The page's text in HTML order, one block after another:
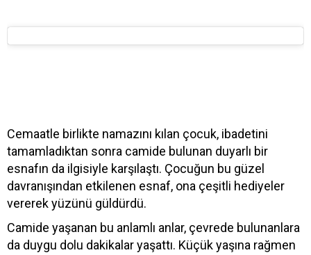
Cemaatle birlikte namazını kılan çocuk, ibadetini
tamamladıktan sonra camide bulunan duyarlı bir
esnafın da ilgisiyle karşılaştı. Çocuğun bu güzel
davranışından etkilenen esnaf, ona çeşitli hediyeler
vererek yüzünü güldürdü.
Camide yaşanan bu anlamlı anlar, çevrede bulunanlara
da duygu dolu dakikalar yaşattı. Küçük yaşına rağmen